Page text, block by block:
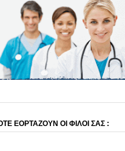
ΕΟΡΤΑΖΟΥΝ ΟΙ ΦΙΛΟΙ ΣΑΣ :